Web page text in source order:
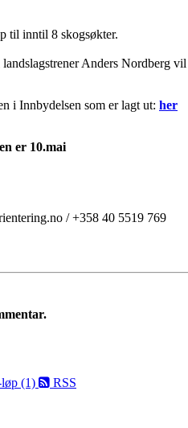
til inntil 8 skogsøkter.
Anders Nordberg vil
i Innbydelsen som er lagt ut: her
er 10.mai
/ +358 40 5519 769
(1) RSS